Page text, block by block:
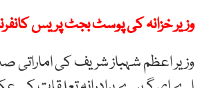
وزیر خزانہ کی پوسٹ بجٹ پریس
وزیر اعظم شہباز شریف کی اماراتی